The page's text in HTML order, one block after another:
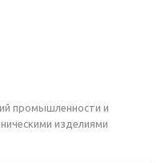
промышленности и
изделиями